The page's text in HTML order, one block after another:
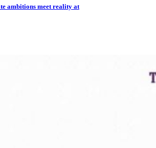
ambitions meet reality at